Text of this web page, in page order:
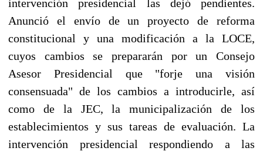
intervención presidencial las dejó pendientes.
Anunció el envío de un proyecto de reforma
constitucional y una modificación a la LOCE,
cuyos cambios se prepararán por un Consejo
Asesor Presidencial que "forje una visión
consensuada" de los cambios a introducirle, así
como de la JEC, la municipalización de los
establecimientos y sus tareas de evaluación. La
intervención presidencial respondiendo a las